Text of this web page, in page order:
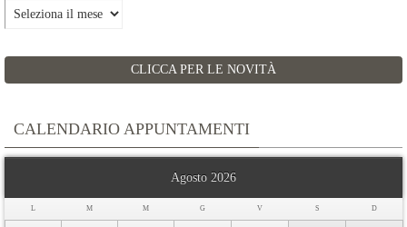
Archivi
CLICCA PER LE NOVITÀ
CALENDARIO APPUNTAMENTI
Agosto 2026
L M M G V S D